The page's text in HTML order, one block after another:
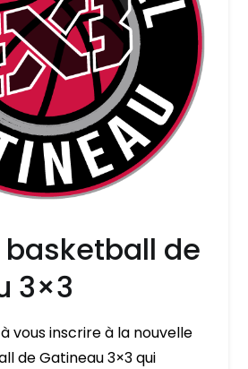
basketball de
3×3
à vous inscrire à la nouvelle
de Gatineau 3×3 qui